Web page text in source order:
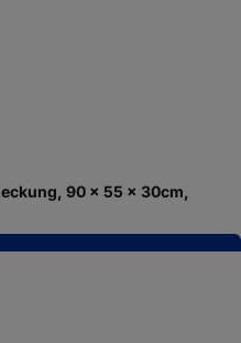
90 x 55 x 30cm,